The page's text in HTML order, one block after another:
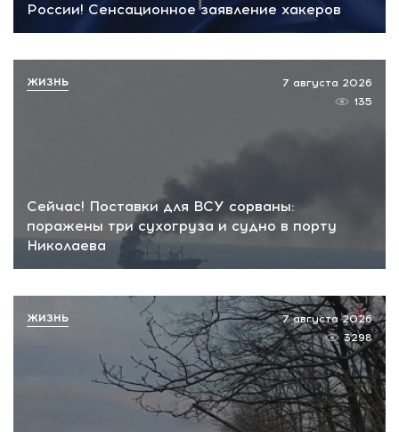
России! Сенсационное заявление хакеров
Сейчас! Поставки для ВСУ сорваны:
поражены три сухогруза и судно в порту
Николаева
7 августа 2026
135
ЖИЗНЬ
7 августа 2026
3298
ЖИЗНЬ